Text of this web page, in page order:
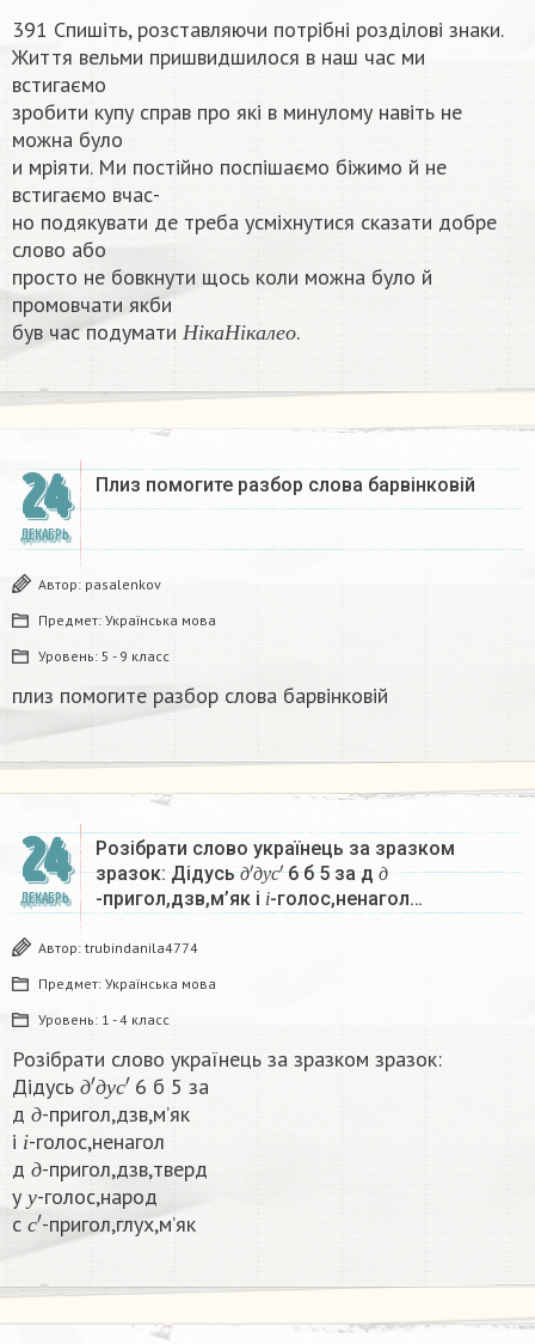
391 Спишіть, розставляючи потрібні розділові знаки.
Життя вельми пришвидшилося в наш час ми
встигаємо
зробити купу справ про які в минулому навіть не
можна було
и мріяти. Ми постійно поспішаємо біжимо й не
встигаємо вчас-
но подякувати де треба усміхнутися сказати добре
слово або
просто не бовкнути щось коли можна було й
промовчати якби
був час подумати
Н і ка Н і кал е о
Нік Нік .​
24
ДЕКАБРЬ
Плиз помогите разбор слова барвінковій
Автор: pasalenkov
Предмет: Українська мова
Уровень: 5 - 9 класс
плиз помогите разбор слова барвінковій
24
ДЕКАБРЬ
Розібрати слово українець за зразком
зразок: Дідусь д д ус
д′дус′
6 б 5 за дд
д
-пригол,дзв,м’як і
і
і-голос,ненагол…
Автор: trubindanila4774
Предмет: Українська мова
Уровень: 1 - 4 класс
Розібрати слово українець за зразком зразок:
Дідусь
д д у с
д′дус′
6 б 5 за
д
д
д-пригол,дзв,м’як
і
і
і-голос,ненагол
д
д
д-пригол,дзв,тверд
у
у
у-голос,народ
с
с
с′-пригол,глух,м’як​